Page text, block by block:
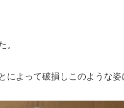
。
よって破損しこのような姿